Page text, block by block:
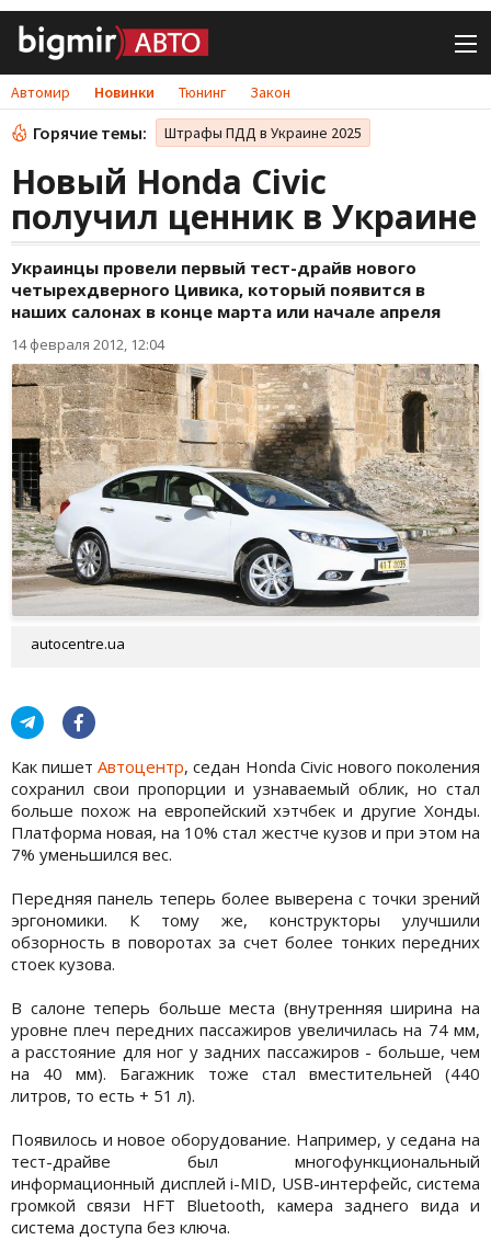
Автомир Новинки Тюнинг Закон
Горячие темы: Штрафы ПДД в Украине 2025
Новый Honda Civic
получил ценник в Украине
Украинцы провели первый тест-драйв нового
четырехдверного Цивика, который появится в
наших салонах в конце марта или начале апреля
14 февраля 2012, 12:04
autocentre.ua
Как пишетАвтоцентр, седан Honda Civic нового поколения
сохранил свои пропорции и узнаваемый облик, но стал
больше похож на европейский хэтчбек и другие Хонды.
Платформа новая, на 10% стал жестче кузов и при этом на
7% уменьшился вес.
Передняя панель теперь более выверена с точки зрений
эргономики. К тому же, конструкторы улучшили
обзорность в поворотах за счет более тонких передних
стоек кузова.
В салоне теперь больше места (внутренняя ширина на
уровне плеч передних пассажиров увеличилась на 74 мм,
а расстояние для ног у задних пассажиров - больше, чем
на 40 мм). Багажник тоже стал вместительней (440
литров, то есть + 51 л).
Появилось и новое оборудование. Например, у седана на
тест-драйве был многофункциональный
информационный дисплей i-MID, USB-интерфейс, система
громкой связи HFT Bluetooth, камера заднего вида и
система доступа без ключа.